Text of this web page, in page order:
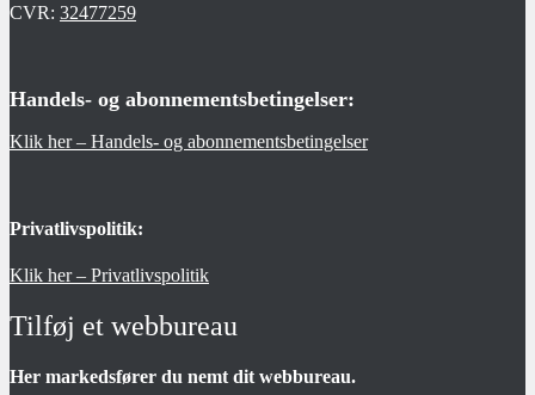
CVR: 32477259
Handels- og abonnementsbetingelser:
Klik her – Handels- og abonnementsbetingelser
Privatlivspolitik:
Klik her – Privatlivspolitik
Tilføj et webbureau
Her markedsfører du nemt dit webbureau.